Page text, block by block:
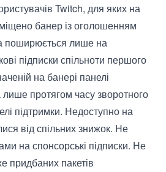
Twitch, для яких на
банер із оголошенням
поширюється лише на
підписки спільноти першого
на банері панелі
лише протягом часу зворотного
підтримки. Недоступно на
від спільних знижок. Не
на спонсорські підписки. Не
придбаних пакетів